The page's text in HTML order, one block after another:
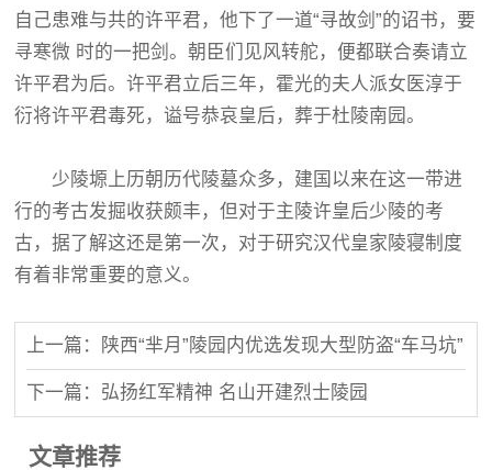
自己患难与共的许平君，他下了一道“寻故剑”的诏书，要
寻寒微 时的一把剑。朝臣们见风转舵，便都联合奏请立
许平君为后。许平君立后三年，霍光的夫人派女医淳于
衍将许平君毒死，谥号恭哀皇后，葬于杜陵南园。
少陵塬上历朝历代陵墓众多，建国以来在这一带进
行的考古发掘收获颇丰，但对于主陵许皇后少陵的考
古，据了解这还是第一次，对于研究汉代皇家陵寝制度
有着非常重要的意义。
上一篇：陕西“芈月”陵园内优选发现大型防盗“车马坑”
下一篇：弘扬红军精神 名山开建烈士陵园
文章推荐